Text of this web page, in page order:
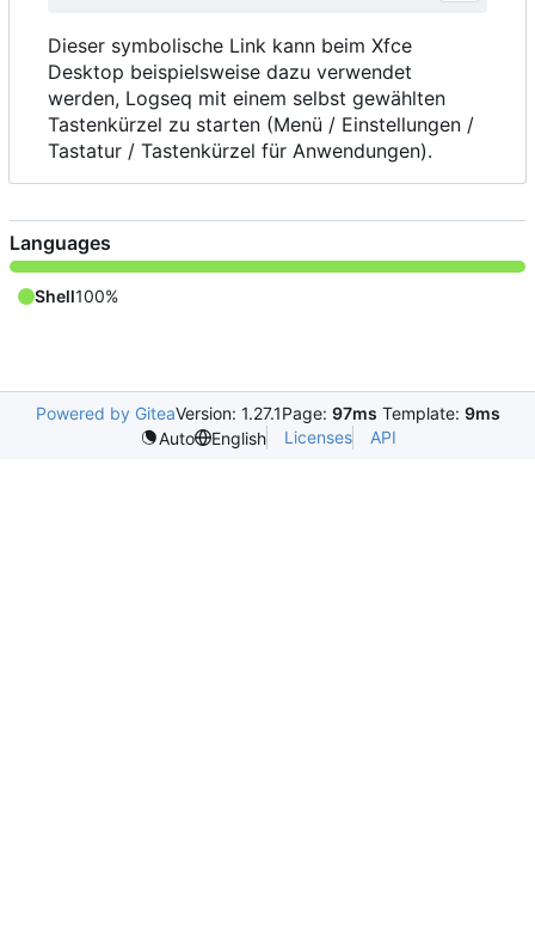
Dieser symbolische Link kann beim Xfce
Desktop beispielsweise dazu verwendet
werden, Logseq mit einem selbst gewählten
Tastenkürzel zu starten (Menü / Einstellungen /
Tastatur / Tastenkürzel für Anwendungen).
Languages
Shell100%
Powered by GiteaVersion: 1.27.1Page: 97ms Template: 9ms
Auto
English Licenses API